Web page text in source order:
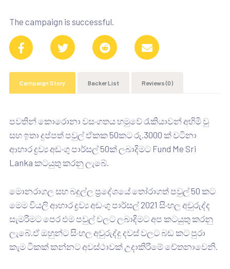
The campaign is successful.
Campaign Story Backer List Reviews (0)
පවතින් කොරොනා වසංගතය හමුවේ රැකියාවන් අහිමි වු
සහ ඉතා දුප්පත් පවුල් ඒකක 50කට රු.3000 ක් වටිනා
ආහාර ද්‍රව්‍ය අඩංගු පාර්සල් 50ක් ලබාදිමට Fund Me Sri
Lanka කටයුතු කරනු ලැබේ.
මොනරාගල සහ බදුල්ල ප්‍රදේශයේ තෝරාගත් පවුල් 50 කට
මෙම වියලි ආහාර ද්‍රව්‍ය අඩංගු පාර්සල් 2021 සිංහල අවුරුද්ද
සැමරිමට පෙර එම පවුල් වලට ලබාදිමට අප කටයුතු කරනු
ලැබේ.ඒ ඔහුන්ට සිංහල අවුරුද්දු දවස් වලට බඩ කට පුරා
කැම ටිකක් කන්නට අවස්ථාවක් උදාකිරිමේ චේතනාවෙනි.